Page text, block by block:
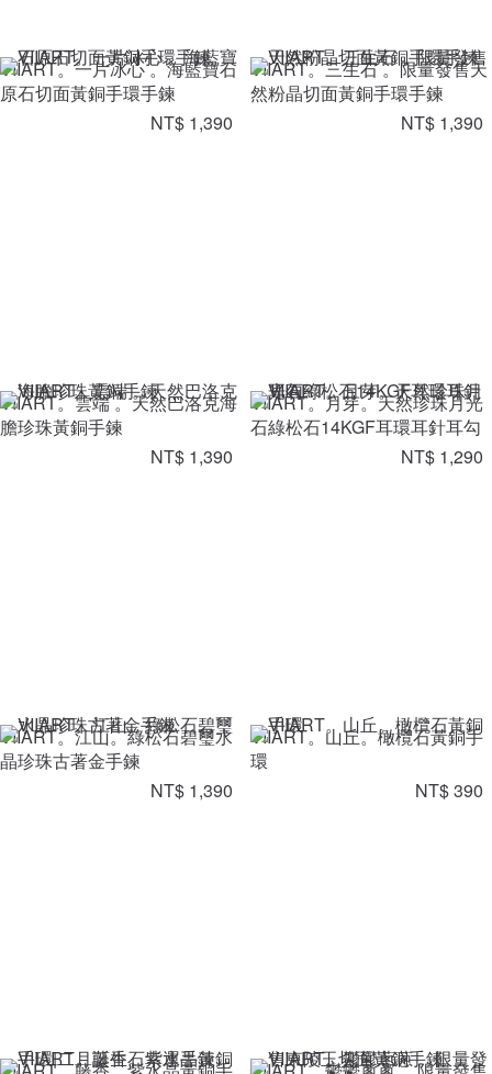
VIIART。一片冰心 。海藍寶石
原石切面黃銅手環手鍊
NT$ 1,390
VIIART。三生石 。限量發售天
然粉晶切面黃銅手環手鍊
NT$ 1,390
VIIART。雲端 。天然巴洛克海
膽珍珠黃銅手鍊
NT$ 1,390
VIIART。月芽。天然珍珠月光
石綠松石14KGF耳環耳針耳勾
NT$ 1,290
VIIART。江山。綠松石碧璽水
晶珍珠古著金手鍊
NT$ 1,390
VIIART。山丘。橄欖石黃銅手
環
NT$ 390